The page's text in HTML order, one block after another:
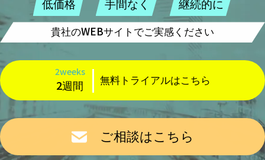
低価格 手間なく 継続的に
貴社のWEBサイトでご実感ください
2weeks
無料トライアルはこちら